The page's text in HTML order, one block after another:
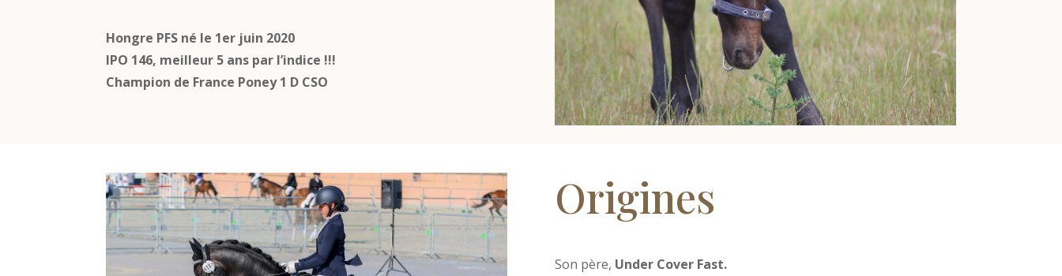
Hongre PFS né le 1er juin 2020
IPO 146, meilleur 5 ans par l’indice !!!
Champion de France Poney 1 D CSO
Origines
Son père, Under Cover Fast.